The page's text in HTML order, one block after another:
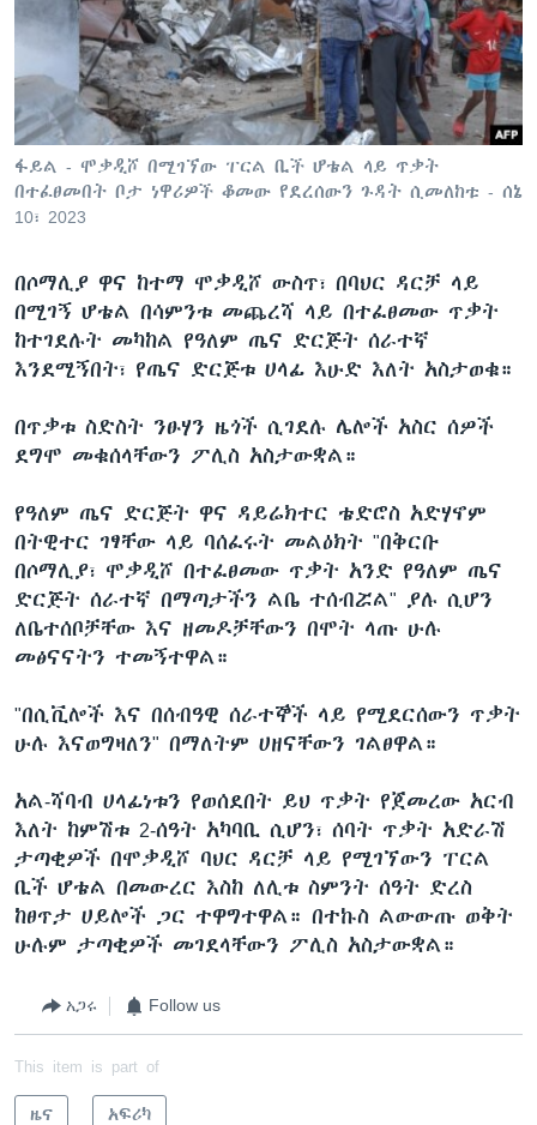
ቋንቋዎች
ፋይል - ሞቃዲሾ በሚገኘው ፐርል ቢች ሆቴል ላይ ጥቃት
በተፈፀመበት ቦታ ነዋሪዎች ቆመው የደረሰውን ጉዳት ሲመለከቱ - ሰኔ
10፣ 2023
በሶማሊያ ዋና ከተማ ሞቃዲሾ ውስጥ፣ በባህር ዳርቻ ላይ
በሚገኝ ሆቴል በሳምንቱ መጨረሻ ላይ በተፈፀመው ጥቃት
ከተገደሉት መካከል የዓለም ጤና ድርጅት ሰራተኛ
እንደሚኝበት፣ የጤና ድርጅቱ ሀላፊ እሁድ እለት አስታወቁ።
በጥቃቱ ስድስት ንፁሃን ዜጎች ሲገደሉ ሌሎች አስር ሰዎች
ደግሞ መቁሰላቸውን ፖሊስ አስታውቋል።
የዓለም ጤና ድርጅት ዋና ዳይሬክተር ቴድሮስ አድሃኖም
በትዊተር ገፃቸው ላይ ባሰፈሩት መልዕክት "በቅርቡ
በሶማሊያ፣ ሞቃዲሾ በተፈፀመው ጥቃት አንድ የዓለም ጤና
ድርጅት ሰራተኛ በማጣታችን ልቤ ተሰብሯል" ያሉ ሲሆን
ለቤተሰቦቻቸው እና ዘመዶቻቸውን በሞት ላጡ ሁሉ
መፅናናትን ተመኝተዋል።
"በሲቪሎች እና በሰብዓዊ ሰራተኞች ላይ የሚደርሰውን ጥቃት
ሁሉ እናወግዛለን" በማለትም ሀዘናቸውን ገልፀዋል።
አል-ሻባብ ሀላፊነቱን የወሰደበት ይህ ጥቃት የጀመረው አርብ
እለት ከምሽቱ 2-ሰዓት አካባቢ ሲሆን፣ ሰባት ጥቃት አድራሽ
ታጣቂዎች በሞቃዲሾ ባህር ዳርቻ ላይ የሚገኘውን ፐርል
ቢች ሆቴል በመውረር እስከ ለሊቱ ስምንት ሰዓት ድረስ
ከፀጥታ ሀይሎች ጋር ተዋግተዋል። በተኩስ ልውውጡ ወቅት
ሁሉም ታጣቂዎች መገደላቸውን ፖሊስ አስታውቋል።
አጋሩ Follow us
This item is part of
ዜና አፍሪካ